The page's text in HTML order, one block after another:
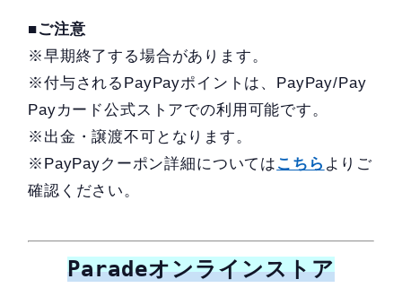
■ご注意
※早期終了する場合があります。
※付与されるPayPayポイントは、PayPay/Pay
Payカード公式ストアでの利用可能です。
※出金・譲渡不可となります。
※PayPayクーポン詳細については こちら よりご
確認ください。
Paradeオンラインストア